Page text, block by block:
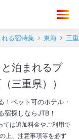
る宿特集 東海 三
泊まれるプ
三重県））
！ペット可のホテル・
宿探しならJTB！
ては追加料金やご利用で
上、注意事項等を必ず